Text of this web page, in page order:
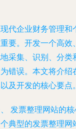
代企业财务管理和
要。开发一个高效
采集、识别、分类
错误。本文将介绍
及开发的核心要点。
发票整理网站的
典型的发票整理网